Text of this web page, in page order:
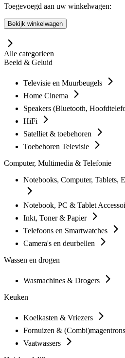
Toegevoegd aan uw winkelwagen:
Bekijk winkelwagen
Alle categorieen
Beeld & Geluid
Televisie en Muurbeugels
Home Cinema
Speakers (Bluetooth,
HiFi
Satelliet & toebehoren
Toebehoren Televisie
Computer, Multimedia & Telefonie
Notebooks, Computer, Tablets,
Notebook, PC & Tablet
Inkt, Toner & Papier
Telefoons en Smartwatches
Camera's en deurbellen
Wassen en drogen
Wasmachines & Drogers
Keuken
Koelkasten & Vriezers
Fornuizen & (Combi)magentrons
Vaatwassers